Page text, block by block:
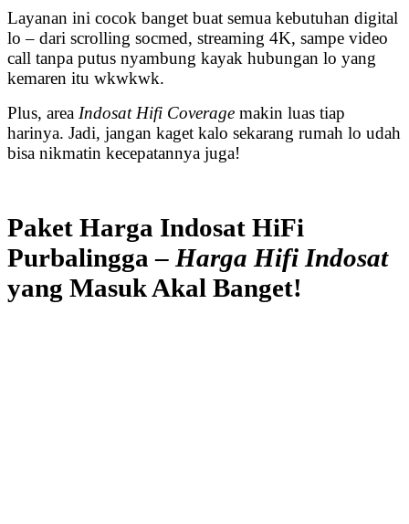
Layanan ini cocok banget buat semua kebutuhan digital
lo – dari scrolling socmed, streaming 4K, sampe video
call tanpa putus nyambung kayak hubungan lo yang
kemaren itu wkwkwk.
Plus, area Indosat Hifi Coverage makin luas tiap
harinya. Jadi, jangan kaget kalo sekarang rumah lo udah
bisa nikmatin kecepatannya juga!
Paket Harga Indosat HiFi
Purbalingga – Harga Hifi Indosat
yang Masuk Akal Banget!